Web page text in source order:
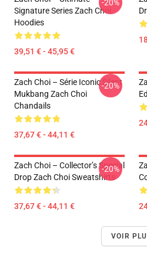
Signature Series Zach Choi
Hoodies
39,51 € - 45,95 €
-20%
Zach Choi – Série Iconic Silent
Mukbang Zach Choi
Chandails
37,67 € - 44,11 €
-20%
Zach Choi – Collector’s Special
Drop Zach Choi Sweatshirts
37,67 € - 44,11 €
-20%
VOIR